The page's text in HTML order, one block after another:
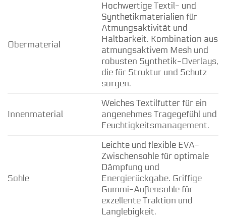
Obermaterial
Hochwertige Textil- und
Synthetikmaterialien für
Atmungsaktivität und
Haltbarkeit. Kombination aus
atmungsaktivem Mesh und
robusten Synthetik-Overlays,
die für Struktur und Schutz
sorgen.
Innenmaterial
Weiches Textilfutter für ein
angenehmes Tragegefühl und
Feuchtigkeitsmanagement.
Sohle
Leichte und flexible EVA-
Zwischensohle für optimale
Dämpfung und
Energierückgabe. Griffige
Gummi-Außensohle für
exzellente Traktion und
Langlebigkeit.